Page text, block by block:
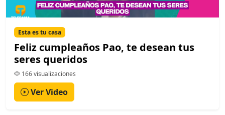
Esta es tu casa
Feliz cumpleaños Pao, te desean tus
seres queridos
166 visualizaciones
Ver Video